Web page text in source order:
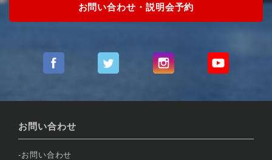
お問い合わせ・説明会予約
お問い合わせ
お問い合わせ